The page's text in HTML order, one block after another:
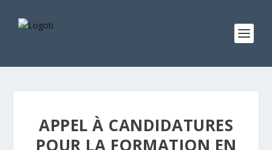
APPEL À CANDIDATURES
POUR LA FORMATION EN